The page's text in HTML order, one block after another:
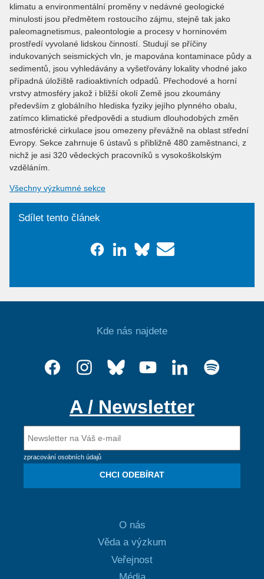
klimatu a environmentální proměny v nedávné geologické
minulosti jsou předmětem rostoucího zájmu, stejně tak jako
paleomagnetismus, paleontologie a procesy v horninovém
prostředí vyvolané lidskou činností. Studují se příčiny
indukovaných seismických vln, je mapována kontaminace půdy a
sedimentů, jsou vyhledávány a vyšetřovány lokality vhodné jako
případná úložiště radioaktivních odpadů. Přechodové a horní
vrstvy atmosféry jakož i bližší okolí Země jsou zkoumány
především z globálního hlediska fyziky jejího plynného obalu,
zatímco klimatické předpovědi a studium dlouhodobých změn
atmosférické cirkulace jsou omezeny převážně na oblast střední
Evropy. Sekce zahrnuje 6 ústavů s přibližně 480 zaměstnanci, z
nichž je asi 320 vědeckých pracovníků s vysokoškolským
vzděláním.
Všechny výzkumné sekce
Sdílet tento článek
Kde nás najdete
A / Newsletter
zpracování osobních údajů
CHCI ODEBÍRAT
O nás
Věda a výzkum
Veřejnost